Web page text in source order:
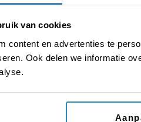
van cookies
content en advertenties te
Ook delen we informatie